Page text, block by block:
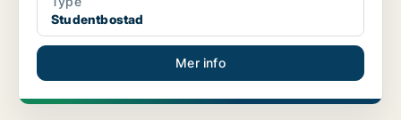
Studentbostad
Mer info